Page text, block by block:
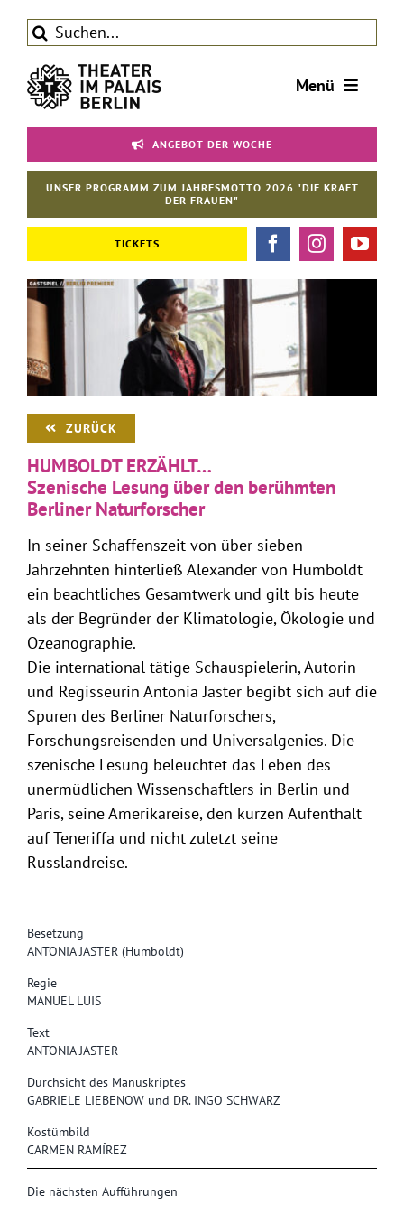
Inhalt
springen
Suche
Menü
Tickets
Theater
ANGEBOT DER WOCHE
UNSER PROGRAMM ZUM JAHRESMOTTO 2026 "DIE KRAFT
DER FRAUEN"
TICKETS
ZURÜCK
Besetzung
ANTONIA JASTER (Humboldt)
Regie
MANUEL LUIS
Text
ANTONIA JASTER
Durchsicht des Manuskriptes
GABRIELE LIEBENOW und DR. INGO SCHWARZ
Kostümbild
CARMEN RAMÍREZ
Die nächsten Aufführungen
HUMBOLDT ERZÄHLT…
Szenische Lesung über den berühmten
Berliner Naturforscher
In seiner Schaffenszeit von über sieben
Jahrzehnten hinterließ Alexander von Humboldt
ein beachtliches Gesamtwerk und gilt bis heute
als der Begründer der Klimatologie, Ökologie und
Ozeanographie.
Die international tätige Schauspielerin, Autorin
und Regisseurin Antonia Jaster begibt sich auf die
Spuren des Berliner Naturforschers,
Forschungsreisenden und Universalgenies. Die
szenische Lesung beleuchtet das Leben des
unermüdlichen Wissenschaftlers in Berlin und
Paris, seine Amerikareise, den kurzen Aufenthalt
auf Teneriffa und nicht zuletzt seine
Russlandreise.